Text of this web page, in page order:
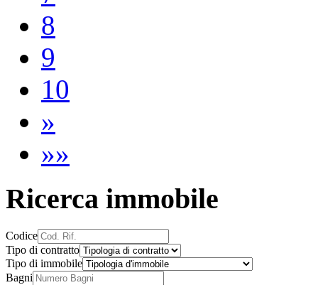
8
9
10
»
»»
Ricerca immobile
Codice
Tipo di contratto
Tipo di immobile
Bagni